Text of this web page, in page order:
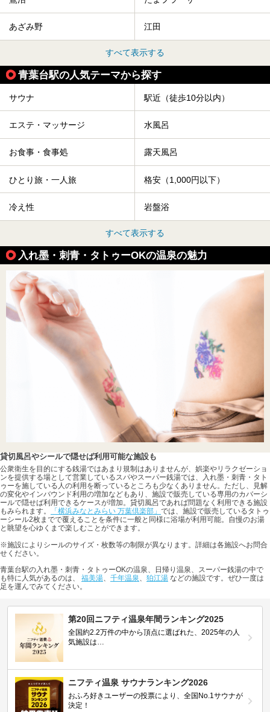
あざみ野 江田
すべて表示する
青葉台駅の人気テーマから探す
サウナ 駅近（徒歩10分以内）
エステ・マッサージ 水風呂
お食事・食事処 露天風呂
ひとり旅・一人旅 格安（1,000円以下）
冷え性 岩盤浴
すべて表示する
入れ墨・刺青・タトゥーOKの温泉の魅力
貸切風呂やシールで隠せば利用可能な施設も
公衆衛生を目的にする銭湯ではあまり規制はありませんが、娯楽やリラクゼーショ
ンを提供する場として営業しているスパやスーパー銭湯では、入れ墨・刺青・タト
ゥーを施している人の利用を断っているところも少なくありません。ただし、見解
の変化やインバウンド利用の増加などもあり、施設で販売している専用のカバーシ
ールで隠せば利用できるケースが増加。貸切風呂であれば問題なく利用できる施設
もみられます。
「横浜みなとみらい 万葉倶楽部」 では、施設で販売しているタトゥ
ーシール2枚までで覆えることを条件に一般と同様に浴場が利用可能。自慢のお湯
と眺望を心ゆくまで楽しむことができます。
※施設によりシールのサイズ・枚数等の制限が異なります。詳細は各施設へお問合
せください。
青葉台駅の入れ墨・刺青・タトゥーOKの温泉、日帰り温泉、スーパー銭湯の中で
も特に人気があるのは、 福美湯、 千年温泉、 狛江湯 などの施設です。ぜひ一度は
足を運んでみてください。
第20回ニフティ温泉年間ランキング2025
全国約2.2万件の中から頂点に選ばれた、2025年の人
気施設は…
ニフティ温泉 サウナランキング2026
おふろ好きユーザーの投票により、全国No.1サウナが
決定！